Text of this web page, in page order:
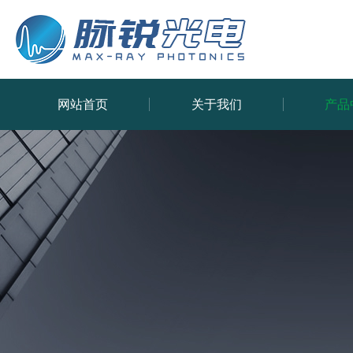
网站首页 关于我们 产品